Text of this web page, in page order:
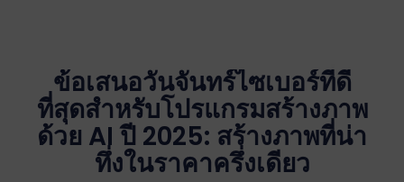
ข้อเสนอวันจันทร์ไซเบอร์ที่ดี
ที่สุดสำหรับโปรแกรมสร้างภาพ
ด้วย AI ปี 2025: สร้างภาพที่น่า
ทึ่งในราคาครึ่งเดียว